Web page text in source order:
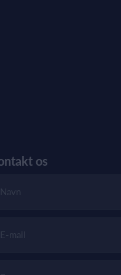
os
Navn
E-mail